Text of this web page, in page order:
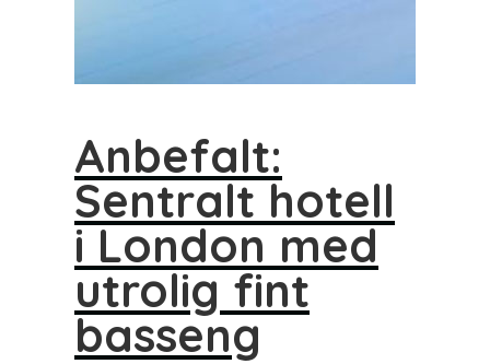
Anbefalt:
Sentralt hotell
i London med
utrolig fint
basseng